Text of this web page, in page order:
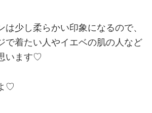
は少し柔らかい印象になるので、
で着たい人やイエベの肌の人など
います♡
♡